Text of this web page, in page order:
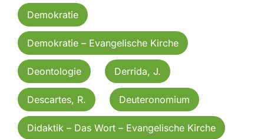
Demokratie
Demokratie – Evangelische Kirche
Deontologie Derrida, J.
Descartes, R. Deuteronomium
Didaktik – Das Wort – Evangelische Kirche